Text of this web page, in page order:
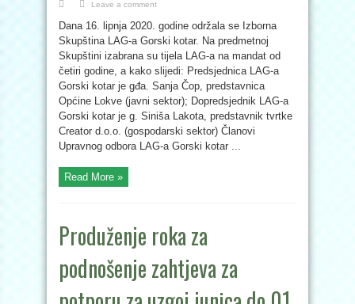
Leave a comment
Dana 16. lipnja 2020. godine održala se Izborna
Skupština LAG-a Gorski kotar. Na predmetnoj
Skupštini izabrana su tijela LAG-a na mandat od
četiri godine, a kako slijedi: Predsjednica LAG-a
Gorski kotar je gđa. Sanja Čop, predstavnica
Općine Lokve (javni sektor); Dopredsjednik LAG-a
Gorski kotar je g. Siniša Lakota, predstavnik tvrtke
Creator d.o.o. (gospodarski sektor) Članovi
Upravnog odbora LAG-a Gorski kotar ...
Read More »
Produženje roka za
podnošenje zahtjeva za